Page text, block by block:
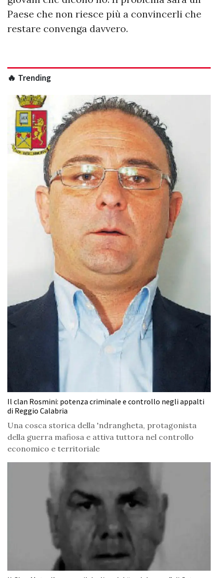
Paese che non riesce più a convincerli che
restare convenga davvero.
🔥 Trending
Il clan Rosmini: potenza criminale e controllo negli appalti
di Reggio Calabria
Una cosca storica della 'ndrangheta, protagonista
della guerra mafiosa e attiva tuttora nel controllo
economico e territoriale